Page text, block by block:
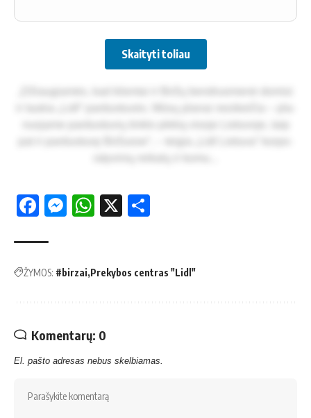
Skaityti toliau
Facebook
Messenger
WhatsApp
X
ŽYMOS: #birzai Prekybos centras "Lidl"
Komentarų: 0
El. pašto adresas nebus skelbiamas.